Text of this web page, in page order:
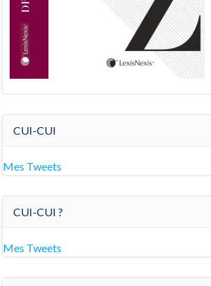
CUI-CUI
Mes Tweets
CUI-CUI ?
Mes Tweets